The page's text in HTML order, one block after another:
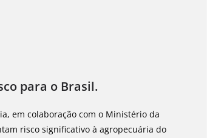
para o Brasil.
em colaboração com o Ministério da
risco significativo à agropecuária do